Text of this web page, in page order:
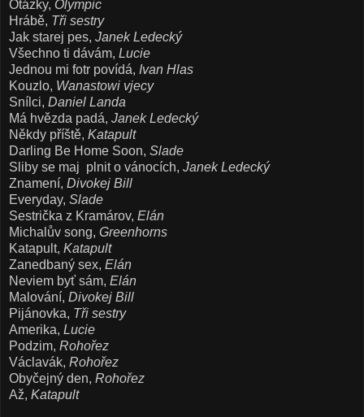
Otázky, Olympic
Hrábě, Tři sestry
Jak starej pes, Janek Ledecký
Všechno ti dávám, Lucie
Jednou mi fotr povídá, Ivan Hlas
Kouzlo, Wanastowi vjecy
Snílci, Daniel Landa
Má hvězda padá, Janek Ledecký
Někdy příště, Katapult
Darling Be Home Soon, Slade
Sliby se maj plnit o vánocích, Janek Ledecký
Znamení, Divokej Bill
Everyday, Slade
Sestrička z Kramárov, Elán
Michalův song, Greenhorns
Katapult, Katapult
Zanedbaný sex, Elán
Neviem byť sám, Elán
Malování, Divokej Bill
Pijánovka, Tři sestry
Amerika, Lucie
Podzim, Rohořez
Václavák, Rohořez
Obyčejný den, Rohořez
Až, Katapult